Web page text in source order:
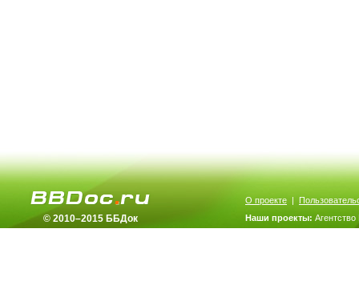
© 2010–2015 ББДок
О проекте |
Наши проекты: